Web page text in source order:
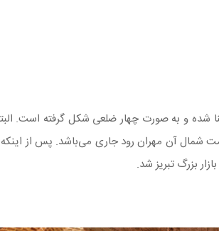
بنا شده و به صورت چهار ضلعی شکل گرفته است.
سمت شمال آن مهران رود جاری می‌باشد. پس از
بزرگ تبریز شد.